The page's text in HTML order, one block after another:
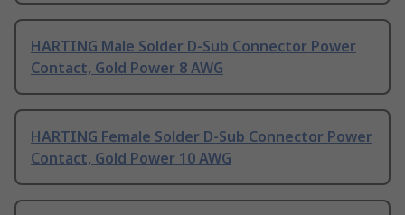
HARTING Male Solder D-Sub Connector Power
Contact, Gold Power 8 AWG
HARTING Female Solder D-Sub Connector Power
Contact, Gold Power 10 AWG